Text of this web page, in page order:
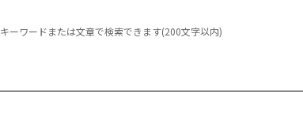
キーワードまたは文章で検索できます(200文字以内)